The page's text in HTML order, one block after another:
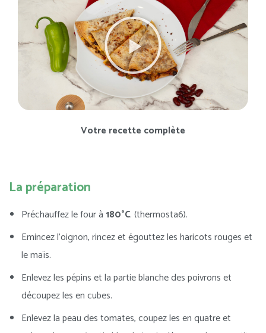
Votre recette complète
La préparation
Préchauffez le four à180°C. (thermosta6).
Emincez l’oignon, rincez et égouttez les haricots rouges et
le maïs.
Enlevez les pépins et la partie blanche des poivrons et
découpez les en cubes.
Enlevez la peau des tomates, coupez les en quatre et